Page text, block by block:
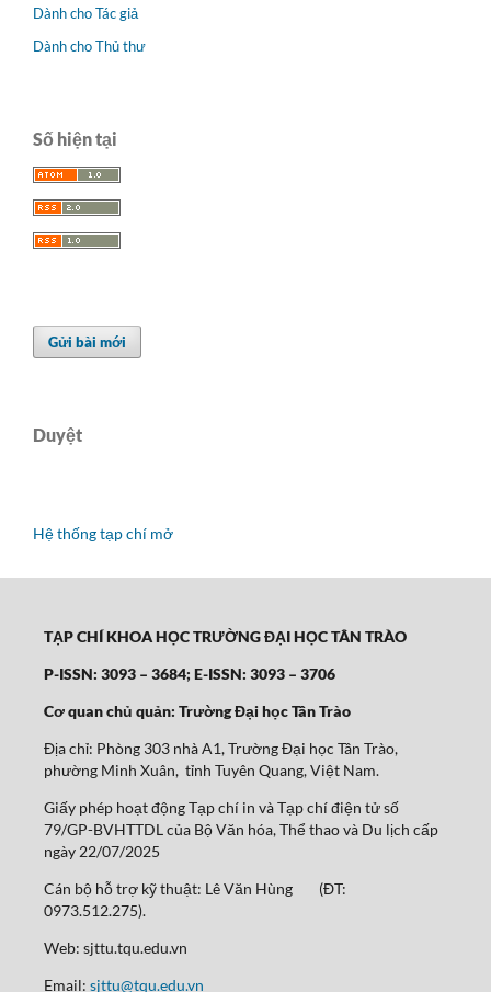
Dành cho Tác giả
Dành cho Thủ thư
Số hiện tại
Gửi bài mới
Duyệt
Hệ thống tạp chí mở
TẠP CHÍ KHOA HỌC TRƯỜNG ĐẠI HỌC TÂN TRÀO
P-ISSN: 3093 – 3684; E-ISSN: 3093 – 3706
Cơ quan chủ quản: Trường Đại học Tân Trào
Địa chỉ: Phòng 303 nhà A1, Trường Đại học Tân Trào,
phường Minh Xuân, tỉnh Tuyên Quang, Việt Nam.
Giấy phép hoạt động Tạp chí in và Tạp chí điện tử số
79/GP-BVHTTDL của Bộ Văn hóa, Thể thao và Du lịch cấp
ngày 22/07/2025
Cán bộ hỗ trợ kỹ thuật: Lê Văn Hùng (ĐT:
0973.512.275).
Web: sjttu.tqu.edu.vn
Email: sjttu@tqu.edu.vn